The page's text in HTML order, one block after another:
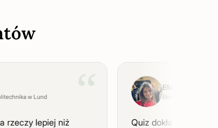
“
w Lund
lepiej niż
Ella V.
Ekonomia biznesu
Quiz dokładnie znajduje